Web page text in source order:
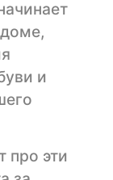
и
про эти